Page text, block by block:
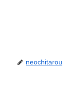
neochitarou